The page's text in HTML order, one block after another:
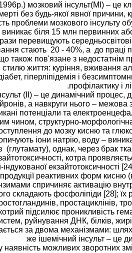
мозковий інсульт(МІ) – це
без будь-якої явної
проблеми мозкового інсульту
виникає біля 15 млн первинних
перевищують середньосвітові.
стають 20 - 40%, а до праці
також пов'язане з недостатнім
життя: куріння, вживання
гіперліпідемія і
профілактику і
(ІІ) – це динамічний
а навкруги нього – межова
потенціали та
чином, структурно-
до мозку кисню та
іони натрію, воду –
(глутамату), однак, через брак
котра
реактивних форм
спричиняє активацію
складають фосфоліпіди [28];
простациклінів,
підсилює проникливість
руйнування ДНК, білків,
за двома механізмами:
же ішемічний інсульт – це
наявність можливих зворотних